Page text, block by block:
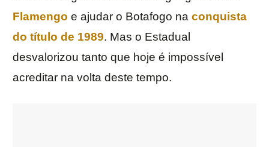
Flamengo e ajudar o Botafogo na conquista
do título de 1989. Mas o Estadual
desvalorizou tanto que hoje é impossível
acreditar na volta deste tempo.